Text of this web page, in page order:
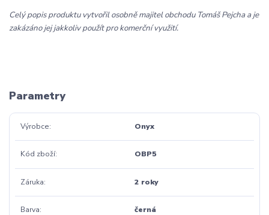
Celý popis produktu vytvořil osobně majitel obchodu Tomáš Pejcha a je
zakázáno jej jakkoliv použít pro komerční využití.
Parametry
Výrobce Onyx
Kód zboží OBP5
Záruka 2 roky
Barva černá